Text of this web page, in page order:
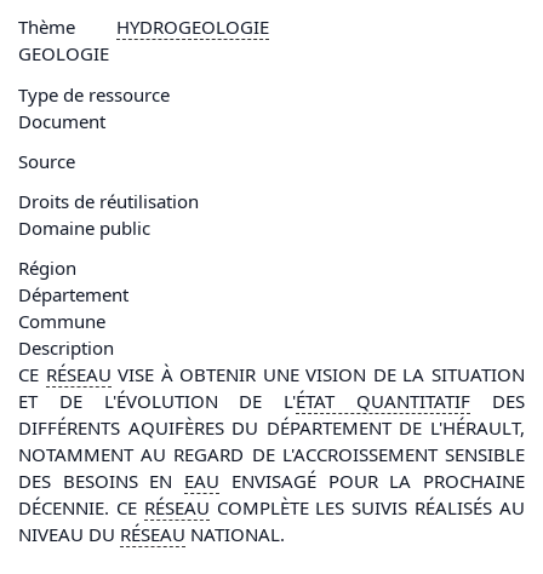
Thème
HYDROGEOLOGIE
GEOLOGIE
Type de ressource
Document
Source
Droits de réutilisation
Domaine public
Région
Département
Commune
Description
CE RÉSEAU VISE À OBTENIR UNE VISION DE LA SITUATION
ET DE L'ÉVOLUTION DE L'ÉTAT QUANTITATIF DES
DIFFÉRENTS AQUIFÈRES DU DÉPARTEMENT DE L'HÉRAULT,
NOTAMMENT AU REGARD DE L'ACCROISSEMENT SENSIBLE
DES BESOINS EN EAU ENVISAGÉ POUR LA PROCHAINE
DÉCENNIE. CE RÉSEAU COMPLÈTE LES SUIVIS RÉALISÉS AU
NIVEAU DU RÉSEAU NATIONAL.